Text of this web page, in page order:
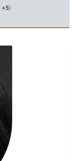
+5)